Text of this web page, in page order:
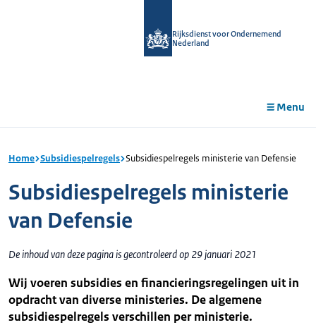
Rijksdienst voor Ondernemend
Nederland
Menu
Home Subsidiespelregels Subsidiespelregels ministerie van Defensie
Subsidiespelregels ministerie
van Defensie
De inhoud van deze pagina is gecontroleerd op 29 januari 2021
Wij voeren subsidies en financieringsregelingen uit in
opdracht van diverse ministeries. De algemene
subsidiespelregels verschillen per ministerie.